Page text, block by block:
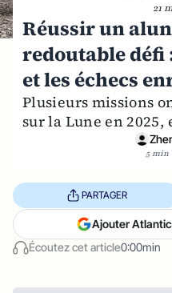
21
Réussir un
redoutable défi
et les échecs
Plusieurs missions
sur la Lune en 2025,
5 min
Écoutez cet article0:00min
PARTAGER
Ajouter